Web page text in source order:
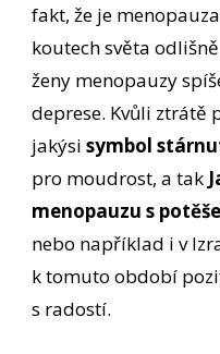
fakt, že je
koutech světa
ženy menopauzy
deprese. Kvůli ztrátě
jakýsisymbol
pro moudrost, a tak
menopauzu s
nebo například i v
k tomuto období
s radostí.